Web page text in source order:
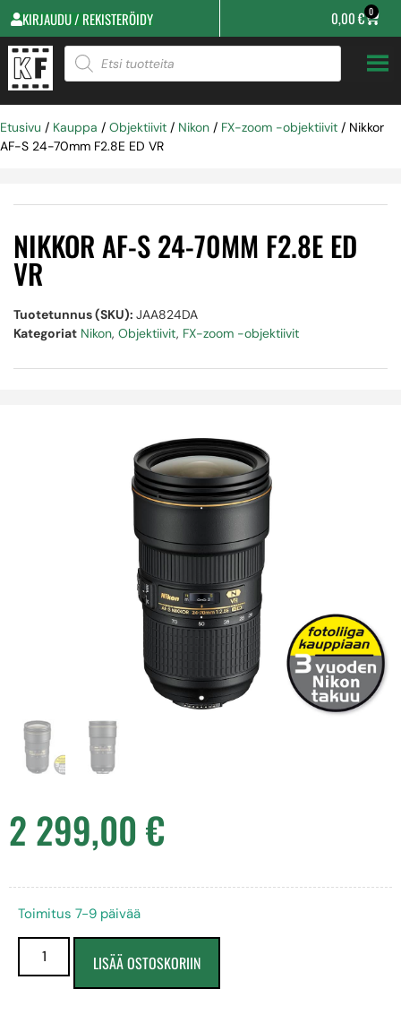
KIRJAUDU / REKISTERÖIDY 0,00€ 0
Etusivu / Kauppa / Objektiivit / Nikon / FX-zoom -objektiivit / Nikkor
AF-S 24-70mm F2.8E ED VR
NIKKOR AF-S 24-70MM F2.8E ED
VR
Tuotetunnus (SKU): JAA824DA
Kategoriat Nikon, Objektiivit, FX-zoom -objektiivit
2 299,00€
Toimitus 7-9 päivää
LISÄÄ OSTOSKORIIN